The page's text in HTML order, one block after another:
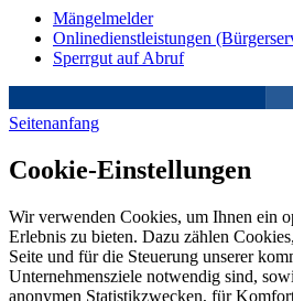
Mängelmelder
Onlinedienstleistungen
Sperrgut auf Abruf
Seitenanfang
Cookie-Einstellungen
Wir verwenden Cookies, um Ihnen ein
Erlebnis zu bieten. Dazu zählen
Seite und für die Steuerung unserer
Unternehmensziele notwendig sind,
anonymen Statistikzwecken, für